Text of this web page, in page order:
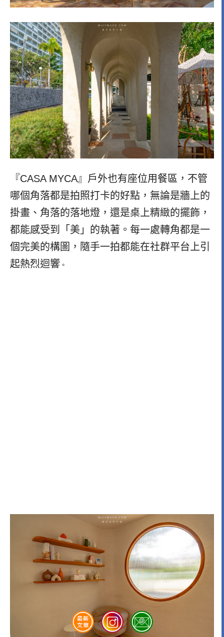
『CASA MYCA』戶外也有座位用餐區，不管
哪個角落都是拍照打卡的好點，無論是牆上的
掛畫、角落的落地燈，還是桌上精緻的擺飾，
都能感受到「美」的執著。每一處轉角都是一
個完美的構圖，隨手一拍都能在社群平台上引
起熱烈迴響 。